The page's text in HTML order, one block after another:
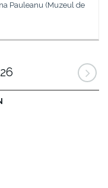
Pauleanu (Muzeul de